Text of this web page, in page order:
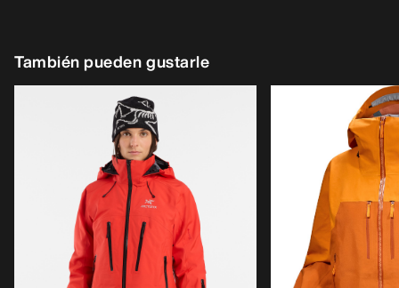
También pueden gustarle